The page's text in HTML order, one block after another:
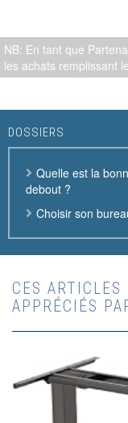
NB: En tant que
les achats remplissant
DOSSIERS
Quelle est la
debout ?
Choisir son
CES
APPRÉCIÉS